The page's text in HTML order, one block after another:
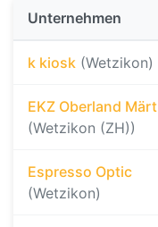
Unternehmen
k kiosk (Wetzikon)
EKZ Oberland Märt
(Wetzikon (ZH))
Espresso Optic
(Wetzikon)